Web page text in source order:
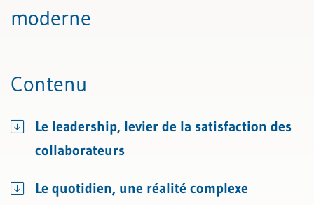
Tous les experts
moderne
Contenu
Le leadership, levier de la satisfaction des
collaborateurs
Le quotidien, une réalité complexe